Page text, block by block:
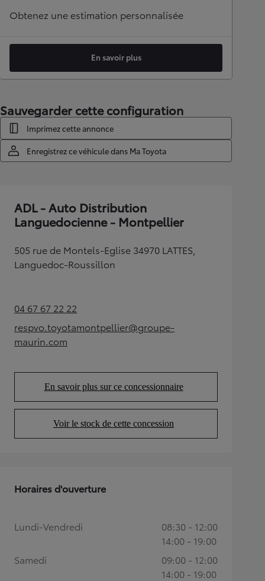
Obtenez une estimation personnalisée
En savoir plus
Sauvegarder cette configuration
Imprimez cette annonce
Enregistrez ce véhicule dans Ma Toyota
ADL - Auto Distribution
Languedocienne - Montpellier
505 rue de Montels-Eglise 34970 LATTES,
Languedoc-Roussillon
04 67 67 22 22(Opens in new tab)
respvo.toyotamontpellier@groupe-
maurin.com
En savoir plus sur ce concessionnaire
(Opens in new tab)
Voir le stock de cette concession
(Opens in new tab)
Horaires d'ouverture
Lundi-Vendredi
08:30 - 12:00
14:00 - 19:00
Samedi
09:00 - 12:00
14:00 - 19:00